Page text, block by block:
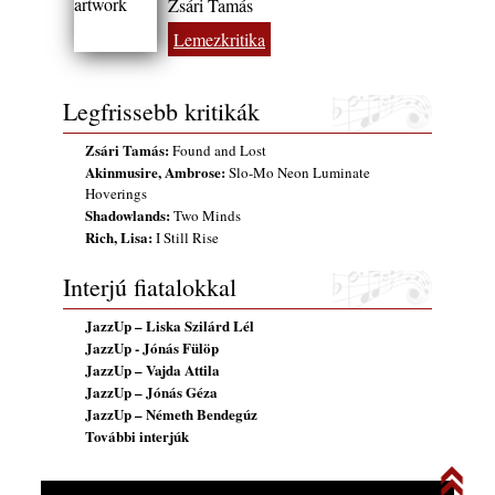
Lemezkritika
Legfrissebb kritikák
Zsári Tamás:Found and Lost
Akinmusire, Ambrose:Slo-Mo Neon Luminate
Hoverings
Shadowlands:Two Minds
Rich, Lisa:I Still Rise
Interjú fiatalokkal
JazzUp – Liska Szilárd Lél
JazzUp - Jónás Fülöp
JazzUp – Vajda Attila
JazzUp – Jónás Géza
JazzUp – Németh Bendegúz
További interjúk